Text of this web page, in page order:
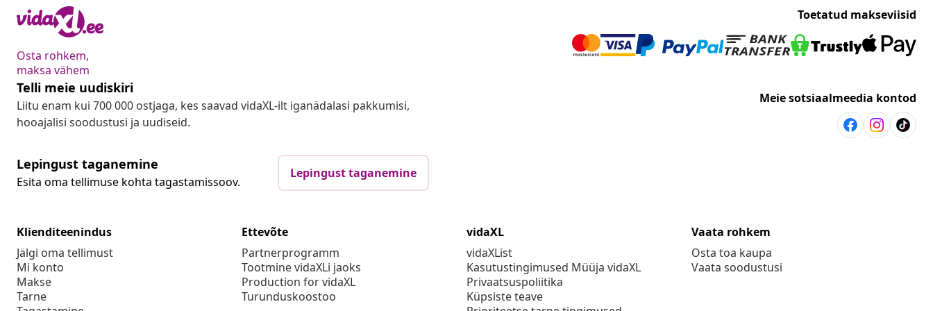
Osta rohkem,
maksa vähem
Toetatud makseviisid
Telli meie uudiskiri
Liitu enam kui 700 000 ostjaga, kes saavad vidaXL-ilt iganädalasi pakkumisi,
hooajalisi soodustusi ja uudiseid.
Meie sotsiaalmeedia kontod
Lepingust taganemine
Esita oma tellimuse kohta tagastamissoov.
Lepingust taganemine
Klienditeenindus
Jälgi oma tellimust
Mi konto
Makse
Tarne
Ettevõte
Partnerprogramm
Tootmine vidaXLi jaoks
Production for vidaXL
Turunduskoostoo
vidaXL
vidaXList
Kasutustingimused Müüja vidaXL
Privaatsuspoliitika
Küpsiste teave
Vaata rohkem
Osta toa kaupa
Vaata soodustusi